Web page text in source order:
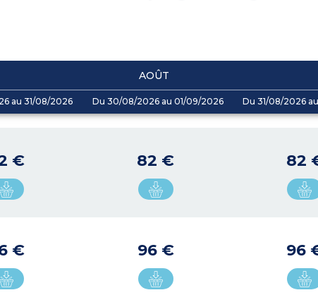
AOÛT
au 31/08/2026 Du 30/08/2026 au 01/09/2026 Du 31/08/2026
€ 82 € 82
€ 96 € 96